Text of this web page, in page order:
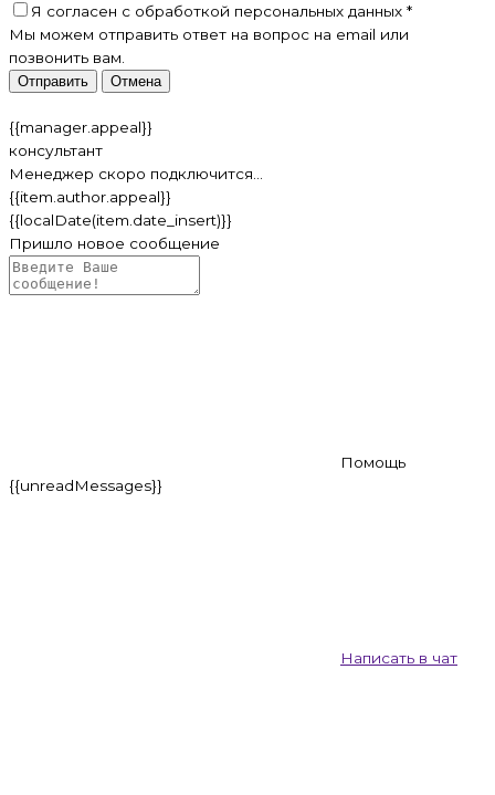
Я согласен c обработкой персональных данных *
Мы можем отправить ответ на вопрос на email или
позвонить вам.
Отправить Отмена
{{manager.appeal}}
консультант
Менеджер скоро подключится...
{{item.author.appeal}}
{{localDate(item.date_insert)}}
Пришло новое сообщение
Помощь
{{unreadMessages}}
Написать в чат